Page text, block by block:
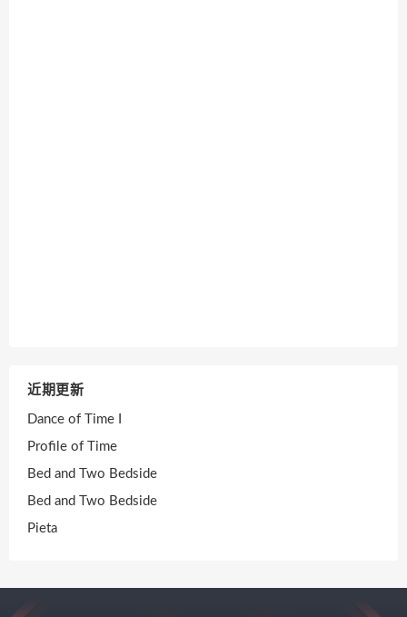
近期更新
Dance of Time I
Profile of Time
Bed and Two Bedside
Bed and Two Bedside
Pieta